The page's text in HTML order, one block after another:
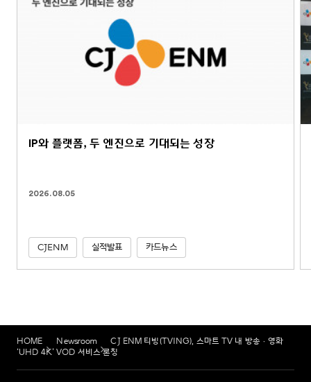
IP와 플랫폼, 두 엔진으로 기대되는 성장
2026.08.05
CJENM 실적발표 카드뉴스
HOME Newsroom
CJ ENM 티빙(TVING), 스마트 TV 내 방송ㆍ영화
‘UHD 4K’ VOD 서비스 론칭